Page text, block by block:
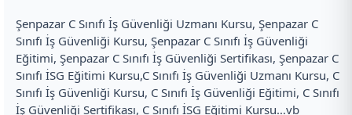
Şenpazar C Sınıfı İş Güvenliği Uzmanı Kursu, Şenpazar C
Sınıfı İş Güvenliği Kursu, Şenpazar C Sınıfı İş Güvenliği
Eğitimi, Şenpazar C Sınıfı İş Güvenliği Sertifikası, Şenpazar C
Sınıfı İSG Eğitimi Kursu,C Sınıfı İş Güvenliği Uzmanı Kursu, C
Sınıfı İş Güvenliği Kursu, C Sınıfı İş Güvenliği Eğitimi, C Sınıfı
İş Güvenliği Sertifikası, C Sınıfı İSG Eğitimi Kursu…vb